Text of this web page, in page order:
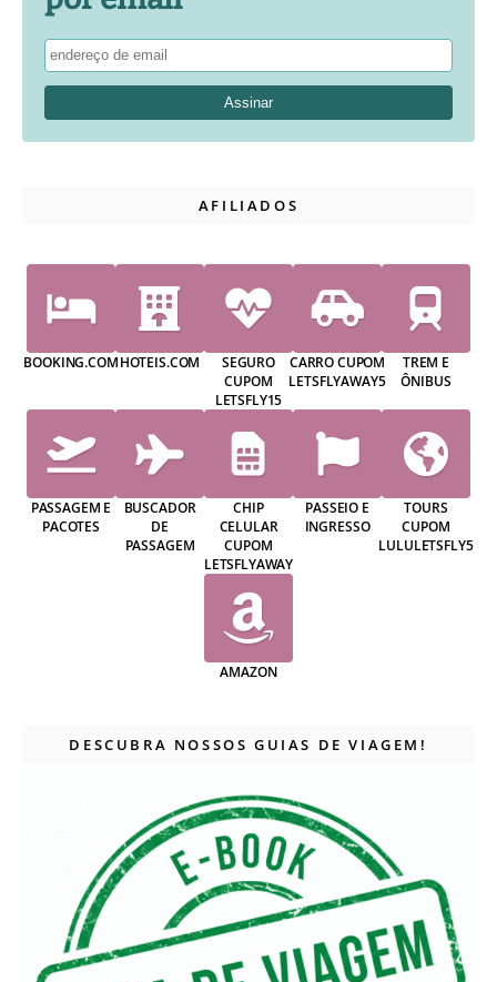
AFILIADOS
BOOKING.COMHOTEIS.COM
SEGURO
CUPOM
LETSFLY15
CARRO CUPOM
LETSFLYAWAY5
TREM E
ÔNIBUS
PASSAGEM E
PACOTES
BUSCADOR
DE
PASSAGEM
CHIP
CELULAR
CUPOM
LETSFLYAWAY
PASSEIO E
INGRESSO
TOURS
CUPOM
LULULETSFLY5
AMAZON
DESCUBRA NOSSOS GUIAS DE VIAGEM!